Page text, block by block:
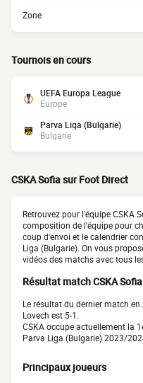
Zone
Tournois en cours
UEFA Europa League
Europe
Parva Liga (Bulgarie)
Bulgarie
CSKA Sofia sur Foot Direct
Retrouvez pour l'équipe CSKA
composition de l'équipe pour
coup d'envoi et le calendrier
Liga (Bulgarie). On vous
vidéos des matchs avec tous
Résultat match CSKA Sofia
Le résultat du dernier match
Lovech est 5-1.
CSKA occupe actuellement la
Parva Liga (Bulgarie) 2023/
Principaux joueurs